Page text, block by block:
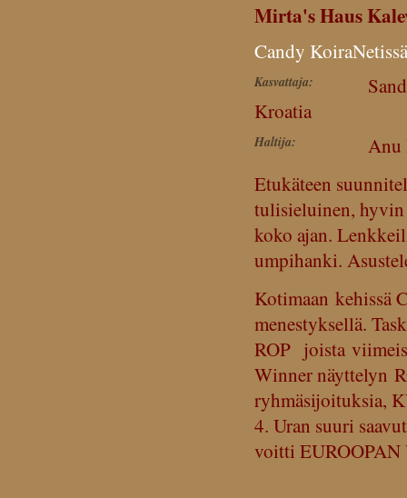
Mirta's Haus
Candy
Kasvattaja:
Kroatia
Haltija:
Anu
Etukäteen
tulisieluinen,
koko ajan.
umpihanki.
Kotimaan kehissä
menestyksellä.
ROP joista
Winner näyttelyn
ryhmäsijoituksia,
4. Uran suuri
voitti